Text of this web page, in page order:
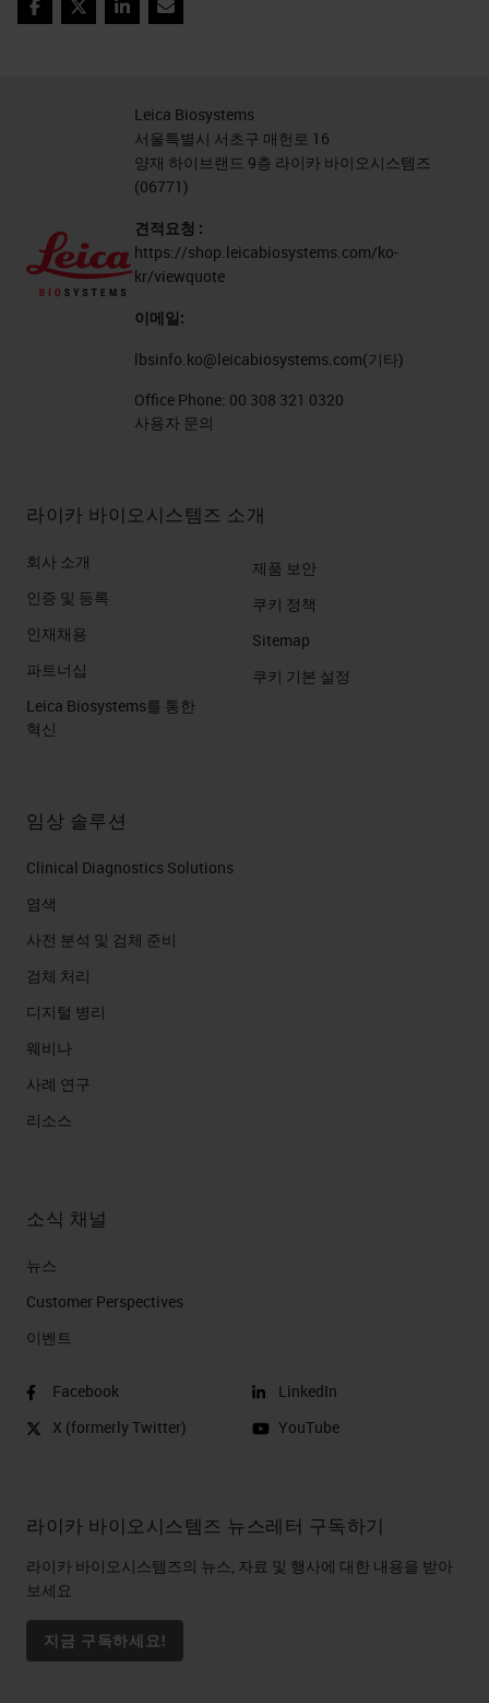
Facebook
TwitterLinkedIn
Email
Leica Biosystems
서울특별시 서초구 매헌로 16
양재 하이브랜드 9층 라이카 바이오시스템즈
(06771)
견적요청 :
https://shop.leicabiosystems.com/ko-
kr/viewquote
이메일:
lbsinfo.ko@leicabiosystems.com(기타)
Office Phone: 00 308 321 0320
사용자 문의
라이카 바이오시스템즈 소개
회사 소개
인증 및 등록
인재채용
파트너십
Leica Biosystems를 통한
혁신
제품 보안
쿠키 정책
Sitemap
쿠키 기본 설정
임상 솔루션
Clinical Diagnostics Solutions
염색
사전 분석 및 검체 준비
검체 처리
디지털 병리
웨비나
사례 연구
리소스
소식 채널
뉴스
Customer Perspectives​
이벤트
Facebook
X (formerly Twitter)
LinkedIn
YouTube
라이카 바이오시스템즈 뉴스레터 구독하기
라이카 바이오시스템즈의 뉴스, 자료 및 행사에 대한 내용을 받아
보세요
지금 구독하세요!